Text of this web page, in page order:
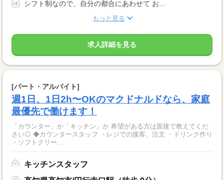
シフト制なので、自分の都合にあわせて お...
もっと見る
求人詳細を見る
[パート・アルバイト]
週1日、1日2h〜OKのマクドナルドなら、家庭
最優先で働けます！
「カウンター」か「キッチン」か 希望がある方は面接で教えてくだ
さい◎ ◆カウンタースタッフ ・レジでの接客、注文 ・ドリンク作り
・ソフトクリー...
キッチンスタッフ